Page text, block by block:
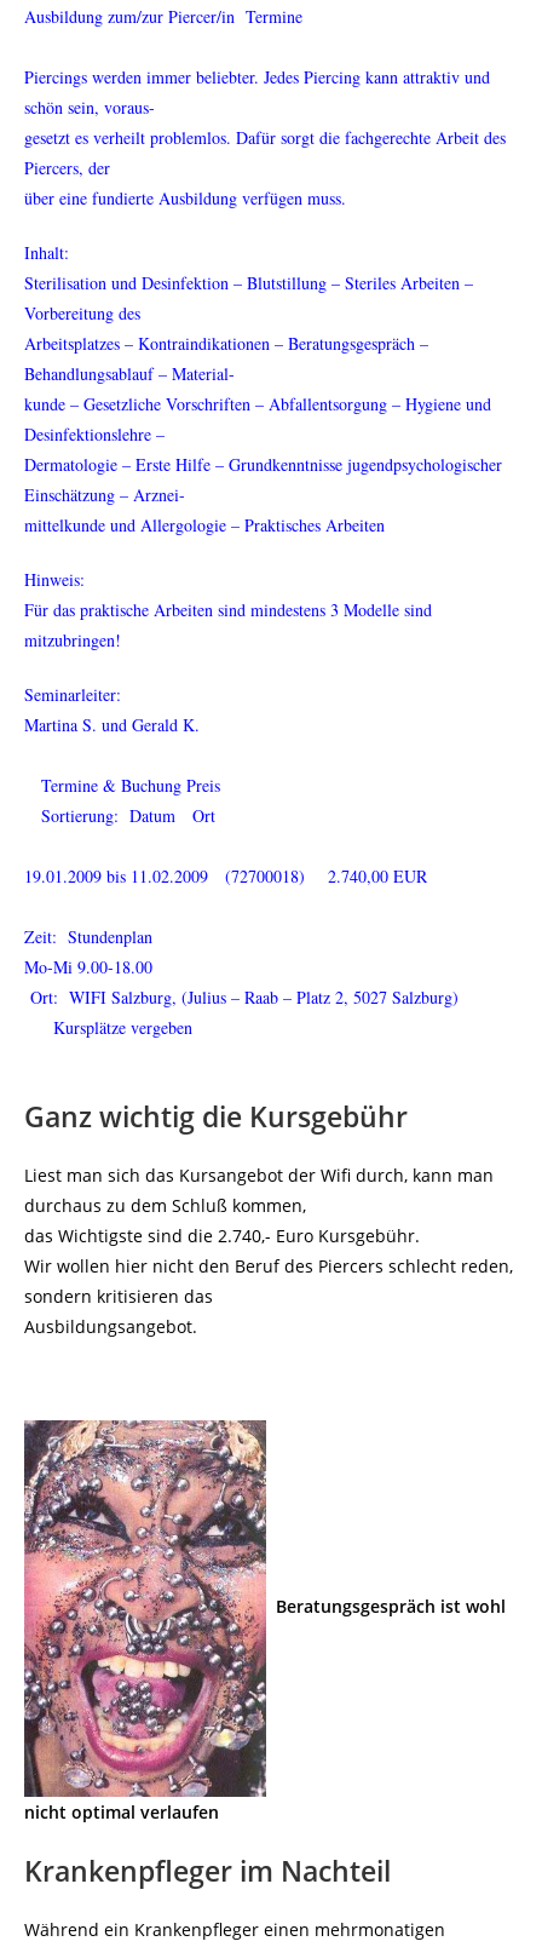
Ausbildung zum/zur Piercer/in Termine
Piercings werden immer beliebter. Jedes Piercing kann attraktiv und
schön sein, voraus-
gesetzt es verheilt problemlos. Dafür sorgt die fachgerechte Arbeit des
Piercers, der
über eine fundierte Ausbildung verfügen muss.
Inhalt:
Sterilisation und Desinfektion – Blutstillung – Steriles Arbeiten –
Vorbereitung des
Arbeitsplatzes – Kontraindikationen – Beratungsgespräch –
Behandlungsablauf – Material-
kunde – Gesetzliche Vorschriften – Abfallentsorgung – Hygiene und
Desinfektionslehre –
Dermatologie – Erste Hilfe – Grundkenntnisse jugendpsychologischer
Einschätzung – Arznei-
mittelkunde und Allergologie – Praktisches Arbeiten
Hinweis:
Für das praktische Arbeiten sind mindestens 3 Modelle sind
mitzubringen!
Seminarleiter:
Martina S. und Gerald K.
Termine & Buchung Preis
Sortierung: Datum Ort
19.01.2009 bis 11.02.2009 (72700018) 2.740,00 EUR
Zeit: Stundenplan
Mo-Mi 9.00-18.00
Ort: WIFI Salzburg, (Julius – Raab – Platz 2, 5027 Salzburg)
Kursplätze vergeben
Ganz wichtig die Kursgebühr
Liest man sich das Kursangebot der Wifi durch, kann man
durchaus zu dem Schluß kommen,
das Wichtigste sind die 2.740,- Euro Kursgebühr.
Wir wollen hier nicht den Beruf des Piercers schlecht reden,
sondern kritisieren das
Ausbildungsangebot.
Beratungsgespräch ist wohl
nicht optimal verlaufen
Krankenpfleger im Nachteil
Während ein Krankenpfleger einen mehrmonatigen